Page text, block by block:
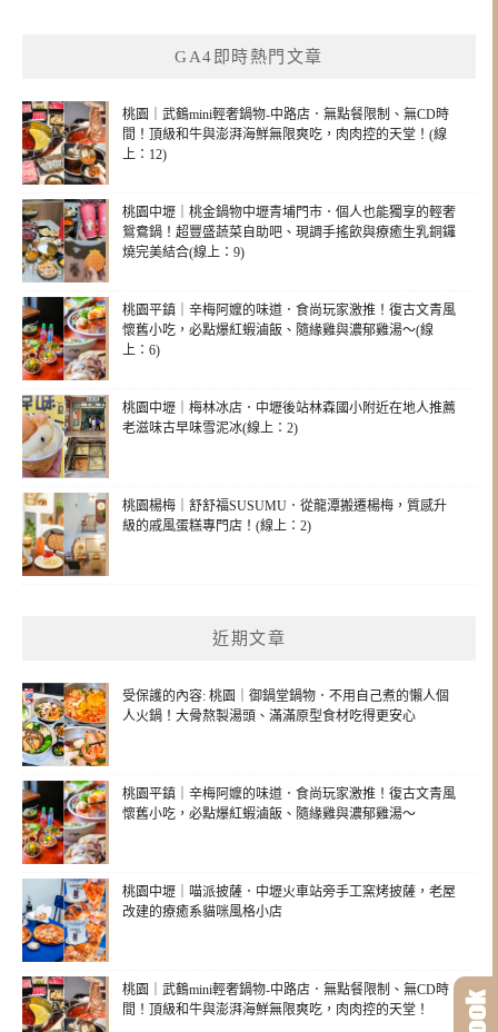
GA4即時熱門文章
桃園｜武鶴mini輕奢鍋物-中路店．無點餐限制、無CD時
間！頂級和牛與澎湃海鮮無限爽吃，肉肉控的天堂！(線
上：12)
桃園中壢｜桃金鍋物中壢青埔門市．個人也能獨享的輕奢
鴛鴦鍋！超豐盛蔬菜自助吧、現調手搖飲與療癒生乳銅鑼
燒完美結合(線上：9)
桃園平鎮｜辛梅阿嬤的味道．食尚玩家激推！復古文青風
懷舊小吃，必點爆紅蝦滷飯、隨緣雞與濃郁雞湯～(線
上：6)
桃園中壢｜梅林冰店．中壢後站林森國小附近在地人推薦
老滋味古早味雪泥冰(線上：2)
桃園楊梅｜舒舒福SUSUMU．從龍潭搬遷楊梅，質感升
級的戚風蛋糕專門店！(線上：2)
近期文章
受保護的內容: 桃園｜御鍋堂鍋物．不用自己煮的懶人個
人火鍋！大骨熬製湯頭、滿滿原型食材吃得更安心
桃園平鎮｜辛梅阿嬤的味道．食尚玩家激推！復古文青風
懷舊小吃，必點爆紅蝦滷飯、隨緣雞與濃郁雞湯～
桃園中壢｜喵派披薩．中壢火車站旁手工窯烤披薩，老屋
改建的療癒系貓咪風格小店
桃園｜武鶴mini輕奢鍋物-中路店．無點餐限制、無CD時
間！頂級和牛與澎湃海鮮無限爽吃，肉肉控的天堂！